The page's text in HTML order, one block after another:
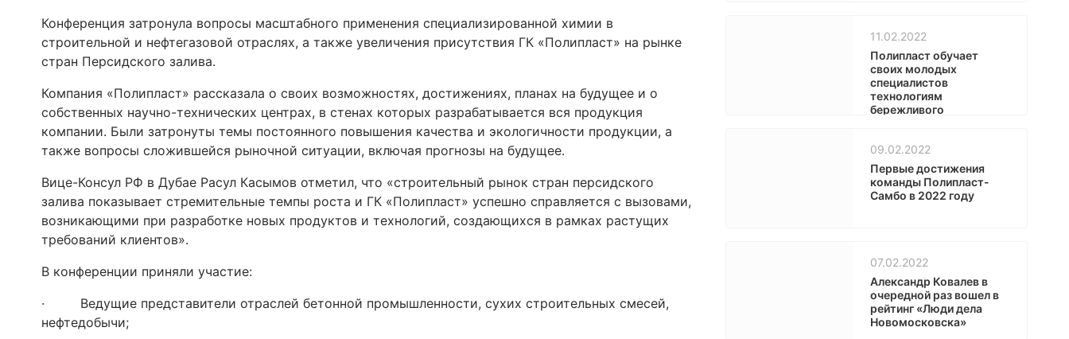
Конференция затронула вопросы масштабного применения специализированной химии в
строительной и нефтегазовой отраслях, а также увеличения присутствия ГК «Полипласт» на рынке
стран Персидского залива.
Компания «Полипласт» рассказала о своих возможностях, достижениях, планах на будущее и о
собственных научно-технических центрах, в стенах которых разрабатывается вся продукция
компании. Были затронуты темы постоянного повышения качества и экологичности продукции, а
также вопросы сложившейся рыночной ситуации, включая прогнозы на будущее.
Вице-Консул РФ в Дубае Расул Касымов отметил, что «строительный рынок стран персидского
залива показывает стремительные темпы роста и ГК «Полипласт» успешно справляется с вызовами,
возникающими при разработке новых продуктов и технологий, создающихся в рамках растущих
требований клиентов».
В конференции приняли участие:
· Ведущие представители отраслей бетонной промышленности, сухих строительных смесей,
нефтедобычи;
11.02.2022
Полипласт обучает
своих молодых
специалистов
технологиям
бережливого
09.02.2022
Первые достижения
команды Полипласт-
Самбо в 2022 году
07.02.2022
Александр Ковалев в
очередной раз вошел в
рейтинг «Люди дела
Новомосковска»